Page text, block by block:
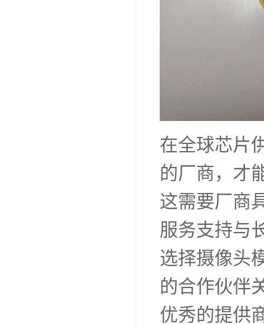
在全球芯片
的厂商，才
这需要厂商
服务支持与
选择摄像头
的合作伙伴
优秀的提供